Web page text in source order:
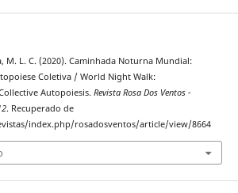
M. L. C. (2020). Caminhada Noturna Mundial:
Coletiva / World Night Walk:
Autopoiesis. Revista Rosa Dos Ventos -
. Recuperado de
index.php/rosadosventos/article/view/8664